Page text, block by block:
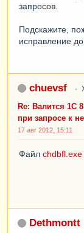
запросов.
Подскажите,
исправление
chuevsf
Re: Валится 1С
при запросе к
17 авг 2012, 15:11
Файл chdbfl.exe
Dethmontt